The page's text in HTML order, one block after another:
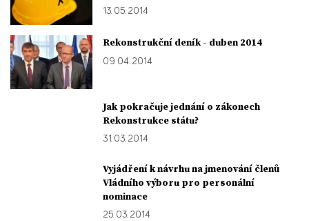
13. 05. 2014
Rekonstrukční deník - duben 2014
09. 04. 2014
Jak pokračuje jednání o zákonech
Rekonstrukce státu?
31. 03. 2014
Vyjádření k návrhu na jmenování členů
Vládního výboru pro personální
nominace
25. 03. 2014